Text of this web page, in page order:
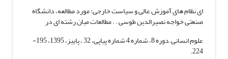
ای نظام های آموزش عالی و سیاست خارجی: مورد مطالعه، دانشگاه
صنعتی خواجه نصیرالدین طوسی . . مطالعات میان رشته ای در
علوم انسانی.دوره 8، شماره 4 شماره پیاپی، 32 ، پاییز، 1395، 195-
224.